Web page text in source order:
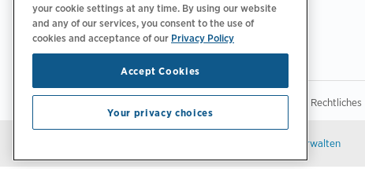
Trust Center
Rechtliches
E-Mail-Einstellungen verwalten
your cookie settings at any time. By using our website
and any of our services, you consent to the use of
cookies and acceptance of our Privacy Policy
Accept Cookies
Your privacy choices